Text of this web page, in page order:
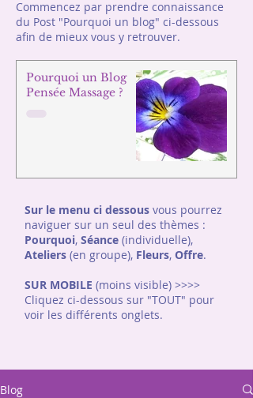
Commencez par prendre connaissance
du Post "Pourquoi un blog" ci-dessous
afin de mieux vous y retrouver.
Pourquoi un Blog
Pensée Massage ?
Sur le menu ci dessous vous pourrez
naviguer sur un seul des thèmes :
Pourquoi, Séance (individuelle),
Ateliers (en groupe), Fleurs, Offre.
SUR MOBILE (moins visible) >>>>
Cliquez ci-dessous sur "TOUT" pour
voir les différents onglets.
Blog